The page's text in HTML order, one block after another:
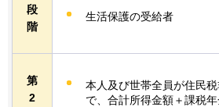
段
階
生活保護の受給者
第
2
本人及び世帯全員が住民
で、合計所得金額＋課税